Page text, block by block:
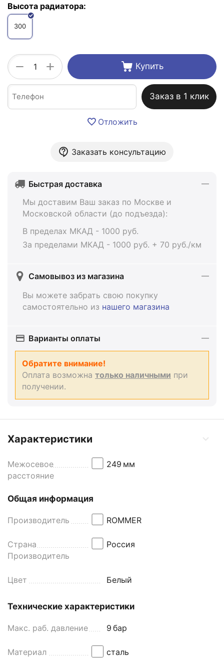
Высота радиатора:
300
+
− Купить
Заказ в 1 клик
Отложить
Заказать консультацию
Быстрая доставка
Мы доставим Ваш заказ по Москве и
Московской области (до подъезда):
В пределах МКАД - 1000 руб.
За пределами МКАД - 1000 руб. + 70 руб./км
Самовывоз из магазина
Вы можете забрать свою покупку
самостоятельно из нашего магазина
Варианты оплаты
Обратите внимание!
Оплата возможна только наличными при
получении.
Характеристики
Межосевое
расстояние
249 мм
Общая информация
Производитель ROMMER
Страна
Производитель
Россия
Цвет Белый
Технические характеристики
Макс. раб. давление 9 бар
Материал сталь